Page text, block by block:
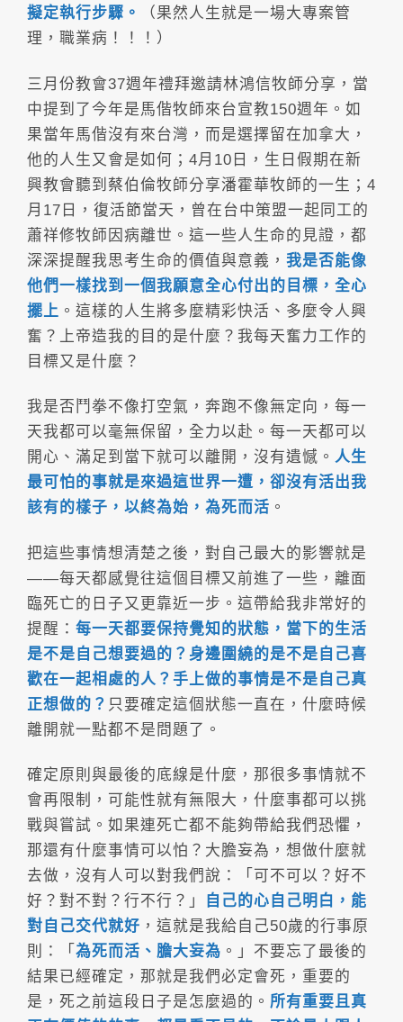
擬定執行步驟。
（果然人生就是一場大專案管
理，職業病！！！）
三月份教會37週年禮拜邀請林鴻信牧師分享，當
中提到了今年是馬偕牧師來台宣教150週年。如
果當年馬偕沒有來台灣，而是選擇留在加拿大，
他的人生又會是如何；4月10日，生日假期在新
興教會聽到蔡伯倫牧師分享潘霍華牧師的一生；4
月17日，復活節當天，曾在台中策盟一起同工的
蕭祥修牧師因病離世。這一些人生命的見證，都
深深提醒我思考生命的價值與意義， 我是否能像
他們一樣找到一個我願意全心付出的目標，全心
擺上 。這樣的人生將多麼精彩快活、多麼令人興
奮？上帝造我的目的是什麼？我每天奮力工作的
目標又是什麼？
我是否鬥拳不像打空氣，奔跑不像無定向，每一
天我都可以毫無保留，全力以赴。每一天都可以
開心、滿足到當下就可以離開，沒有遺憾。 人生
最可怕的事就是來過這世界一遭，卻沒有活出我
該有的樣子，以終為始，為死而活 。
把這些事情想清楚之後，對自己最大的影響就是
——每天都感覺往這個目標又前進了一些，離面
臨死亡的日子又更靠近一步。這帶給我非常好的
提醒： 每一天都要保持覺知的狀態，當下的生活
是不是自己想要過的？身邊圍繞的是不是自己喜
歡在一起相處的人？手上做的事情是不是自己真
正想做的？ 只要確定這個狀態一直在，什麼時候
離開就一點都不是問題了。
確定原則與最後的底線是什麼，那很多事情就不
會再限制，可能性就有無限大，什麼事都可以挑
戰與嘗試。如果連死亡都不能夠帶給我們恐懼，
那還有什麼事情可以怕？大膽妄為，想做什麼就
去做，沒有人可以對我們說：「可不可以？好不
好？對不對？行不行？」
自己的心自己明白，能
對自己交代就好 ，這就是我給自己50歲的行事原
則：「 為死而活、膽大妄為 。」不要忘了最後的
結果已經確定，那就是我們必定會死，重要的
是，死之前這段日子是怎麼過的。 所有重要且真